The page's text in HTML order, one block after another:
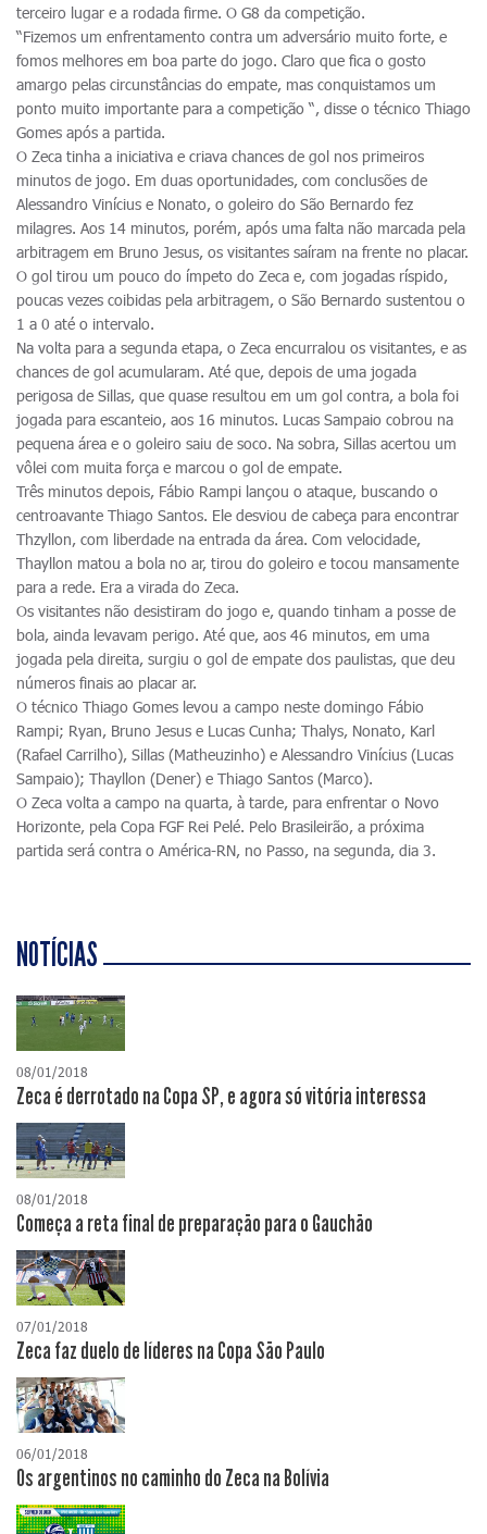
terceiro lugar e a rodada firme. O G8 da competição.
“Fizemos um enfrentamento contra um adversário muito forte, e
fomos melhores em boa parte do jogo. Claro que fica o gosto
amargo pelas circunstâncias do empate, mas conquistamos um
ponto muito importante para a competição “, disse o técnico Thiago
Gomes após a partida.
O Zeca tinha a iniciativa e criava chances de gol nos primeiros
minutos de jogo. Em duas oportunidades, com conclusões de
Alessandro Vinícius e Nonato, o goleiro do São Bernardo fez
milagres. Aos 14 minutos, porém, após uma falta não marcada pela
arbitragem em Bruno Jesus, os visitantes saíram na frente no placar.
O gol tirou um pouco do ímpeto do Zeca e, com jogadas ríspido,
poucas vezes coibidas pela arbitragem, o São Bernardo sustentou o
1 a 0 até o intervalo.
Na volta para a segunda etapa, o Zeca encurralou os visitantes, e as
chances de gol acumularam. Até que, depois de uma jogada
perigosa de Sillas, que quase resultou em um gol contra, a bola foi
jogada para escanteio, aos 16 minutos. Lucas Sampaio cobrou na
pequena área e o goleiro saiu de soco. Na sobra, Sillas acertou um
vôlei com muita força e marcou o gol de empate.
Três minutos depois, Fábio Rampi lançou o ataque, buscando o
centroavante Thiago Santos. Ele desviou de cabeça para encontrar
Thzyllon, com liberdade na entrada da área. Com velocidade,
Thayllon matou a bola no ar, tirou do goleiro e tocou mansamente
para a rede. Era a virada do Zeca.
Os visitantes não desistiram do jogo e, quando tinham a posse de
bola, ainda levavam perigo. Até que, aos 46 minutos, em uma
jogada pela direita, surgiu o gol de empate dos paulistas, que deu
números finais ao placar ar.
O técnico Thiago Gomes levou a campo neste domingo Fábio
Rampi; Ryan, Bruno Jesus e Lucas Cunha; Thalys, Nonato, Karl
(Rafael Carrilho), Sillas (Matheuzinho) e Alessandro Vinícius (Lucas
Sampaio); Thayllon (Dener) e Thiago Santos (Marco).
O Zeca volta a campo na quarta, à tarde, para enfrentar o Novo
Horizonte, pela Copa FGF Rei Pelé. Pelo Brasileirão, a próxima
partida será contra o América-RN, no Passo, na segunda, dia 3.
NOTÍCIAS
08/01/2018
Zeca é derrotado na Copa SP, e agora só vitória interessa
08/01/2018
Começa a reta final de preparação para o Gauchão
07/01/2018
Zeca faz duelo de líderes na Copa São Paulo
06/01/2018
Os argentinos no caminho do Zeca na Bolívia